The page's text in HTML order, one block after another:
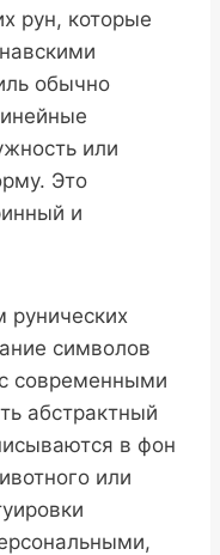
рун, которые
обычно
или
Это
и
символов
современными
абстрактный
в фон
или